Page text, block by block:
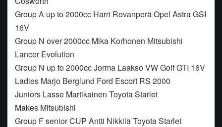
Group A up to 2000cc Harri Rovanperä Opel Astra GSI
16V
Group N over 2000cc Mika Korhonen Mitsubishi
Lancer Evolution
Group N up to 2000cc Jorma Laakso VW Golf GTI 16V
Ladies Marjo Berglund Ford Escort RS 2000
Juniors Lasse Martikainen Toyota Starlet
Makes Mitsubishi
Group F senior CUP Antti Nikkilä Toyota Starlet